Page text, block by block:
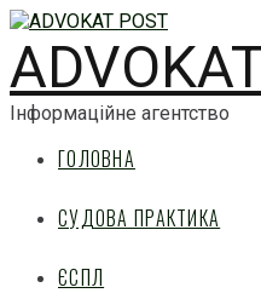
Інформаційне агентство
ГОЛОВНА
СУДОВА ПРАКТИКА
ЄСПЛ